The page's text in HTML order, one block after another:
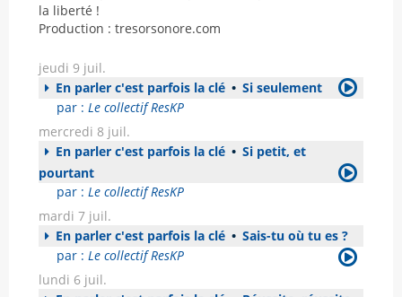
la liberté !
Production : tresorsonore.com
jeudi 9 juil.
En parler c'est parfois la clé • Si seulement
par : Le collectif ResKP
mercredi 8 juil.
En parler c'est parfois la clé • Si petit, et
pourtant
par : Le collectif ResKP
mardi 7 juil.
En parler c'est parfois la clé • Sais-tu où tu es ?
par : Le collectif ResKP
lundi 6 juil.